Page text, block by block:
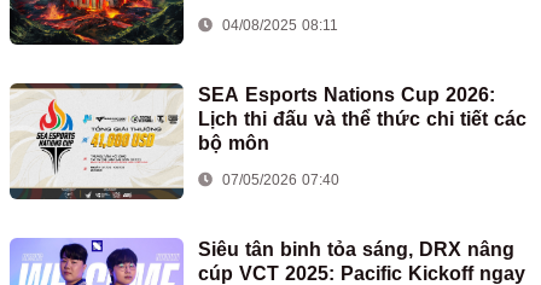
2025
04/08/2025 08:11
SEA Esports Nations Cup 2026:
Lịch thi đấu và thể thức chi tiết các
bộ môn
07/05/2026 07:40
Siêu tân binh tỏa sáng, DRX nâng
cúp VCT 2025: Pacific Kickoff ngay